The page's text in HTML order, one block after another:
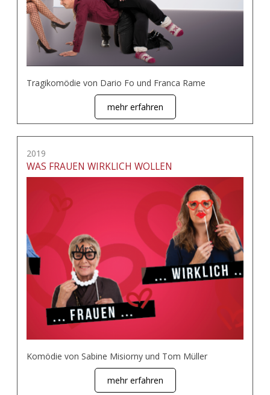
Tragikomödie von Dario Fo und Franca Rame
mehr erfahren
2019
WAS FRAUEN WIRKLICH WOLLEN
Komödie von Sabine Misiorny und Tom Müller
mehr erfahren